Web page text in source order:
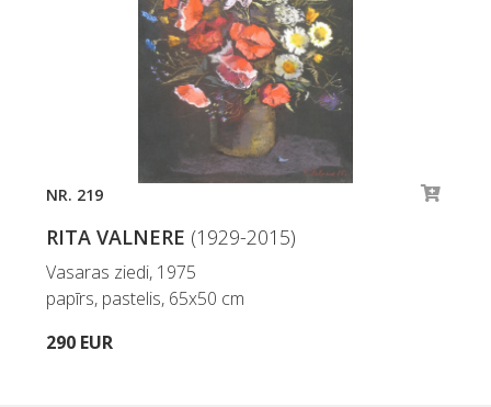
NR. 219
RITA VALNERE (1929-2015)
Vasaras ziedi, 1975
papīrs, pastelis, 65x50 cm
290 EUR